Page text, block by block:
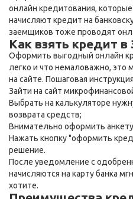
онлайн кредитования,
начисляют кредит на
заемщиков тоже проводят
Как взять кредит
Оформить выгодный онлайн
легко и что немаловажно,
на сайте. Пошаговая
Зайти на сайт
Выбрать на калькуляторе
возврата средств;
Внимательно оформить
Нажать кнопку "оформить
решение.
После уведомление с
начисляются на карту банка
хотите.